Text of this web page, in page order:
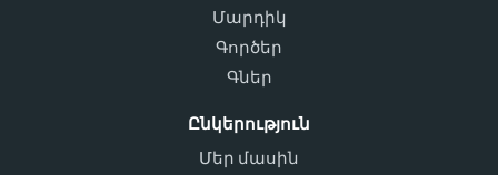
Մարդիկ
Գործեր
Գներ
Ընկերություն
Մեր մասին